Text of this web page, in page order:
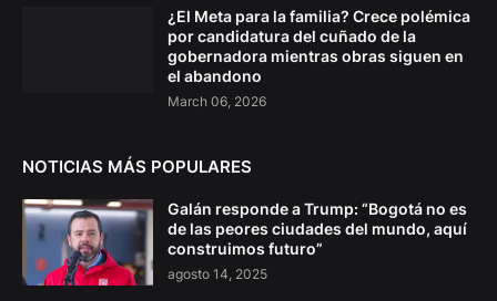
¿El Meta para la familia? Crece polémica
por candidatura del cuñado de la
gobernadora mientras obras siguen en
el abandono
March 06, 2026
NOTICIAS MÁS POPULARES
Galán responde a Trump: “Bogotá no es
de las peores ciudades del mundo, aquí
construimos futuro”
agosto 14, 2025